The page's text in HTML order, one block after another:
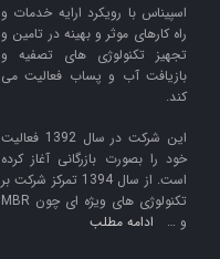
اسپیناس با رویکرد ارایه خدمات و
راه کارهای موثر و بهینه در تامین و
تجهیز تکنولوژی های تصفیه و
بازیافت آب و پساب فعالیت می
کند.
این شرکت در سال 1392 فعالیت
خود را بصورت بازرگانی آغاز کرده
است. از سال 1394 تمرکز شرکت بر
تکنولوژی های ویژه ای چون MBR
و … ادامه مطلب